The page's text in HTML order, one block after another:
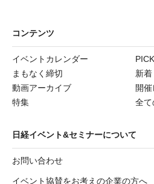
コンテンツ
イベントカレンダー
まもなく締切
新着
動画アーカイブ
開
特集
全て
日経イベント&セミナーについて
お問い合わせ
イベント協賛をお考えの企業の方へ